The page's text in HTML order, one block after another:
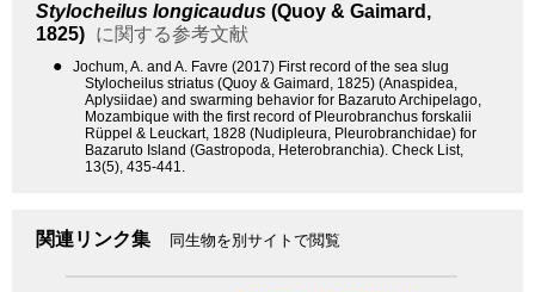
Stylocheilus longicaudus (Quoy & Gaimard,
1825) に関する参考文献
●
Jochum, A. and A. Favre (2017) First record of the sea slug
Stylocheilus striatus (Quoy & Gaimard, 1825) (Anaspidea,
Aplysiidae) and swarming behavior for Bazaruto Archipelago,
Mozambique with the first record of Pleurobranchus forskalii
Rüppel & Leuckart, 1828 (Nudipleura, Pleurobranchidae) for
Bazaruto Island (Gastropoda, Heterobranchia). Check List,
13(5), 435-441.
関連リンク集 同生物を別サイトで閲覧